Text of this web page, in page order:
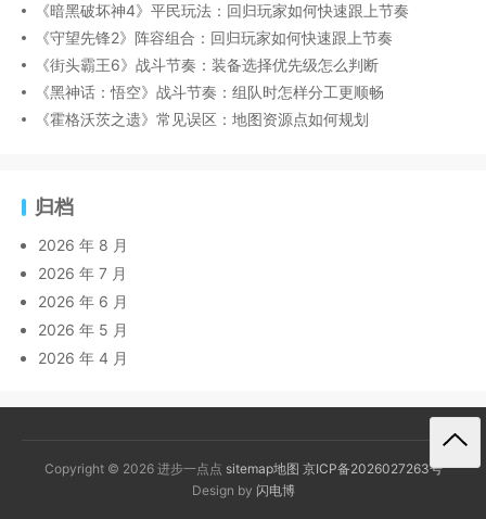
《暗黑破坏神4》平民玩法：回归玩家如何快速跟上节奏
《守望先锋2》阵容组合：回归玩家如何快速跟上节奏
《街头霸王6》战斗节奏：装备选择优先级怎么判断
《黑神话：悟空》战斗节奏：组队时怎样分工更顺畅
《霍格沃茨之遗》常见误区：地图资源点如何规划
归档
2026 年 8 月
2026 年 7 月
2026 年 6 月
2026 年 5 月
2026 年 4 月
Copyright © 2026 进步一点点 sitemap地图 京ICP备2026027263号
Design by 闪电博